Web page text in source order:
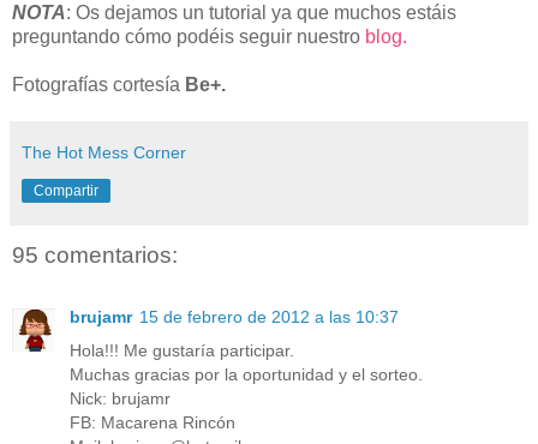
NOTA: Os dejamos un tutorial ya que muchos estáis
preguntando cómo podéis seguir nuestro blog.
Fotografías cortesía Be+.
The Hot Mess Corner
Compartir
95 comentarios:
brujamr 15 de febrero de 2012 a las 10:37
Hola!!! Me gustaría participar.
Muchas gracias por la oportunidad y el sorteo.
Nick: brujamr
FB: Macarena Rincón